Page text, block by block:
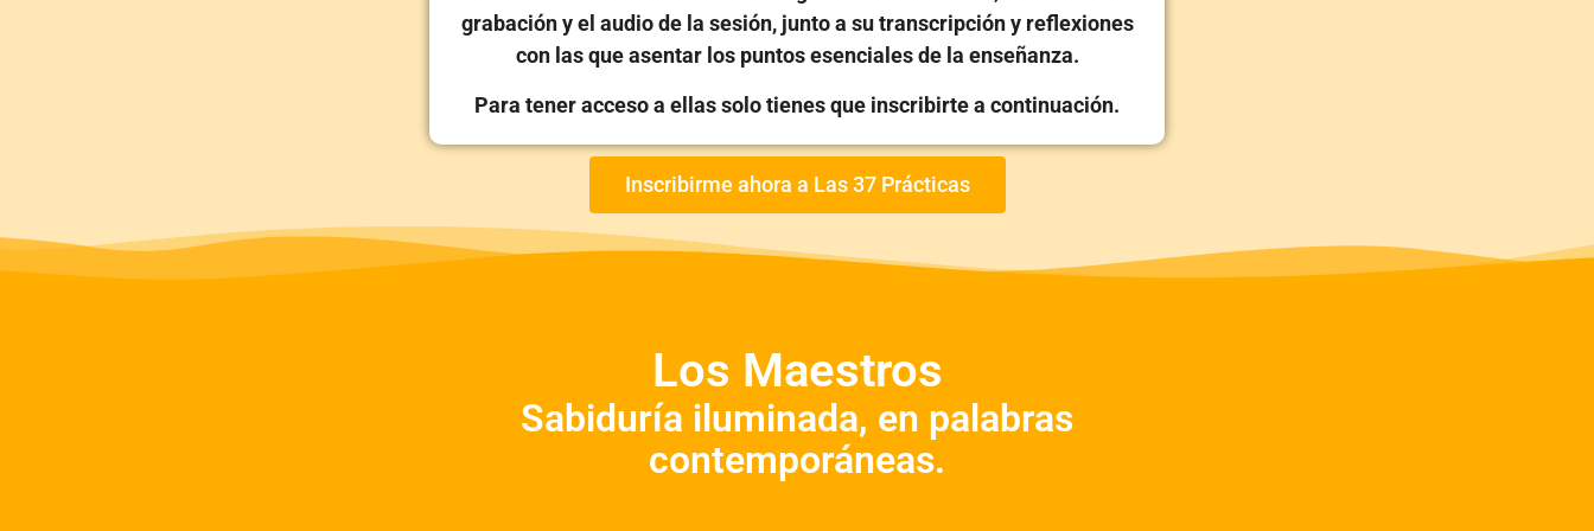
grabación y el audio de la sesión, junto a su transcripción y reflexiones
con las que asentar los puntos esenciales de la enseñanza.
Para tener acceso a ellas solo tienes que inscribirte a continuación.
Inscribirme ahora a Las 37 Prácticas
Los Maestros
Sabiduría iluminada, en palabras
contemporáneas.